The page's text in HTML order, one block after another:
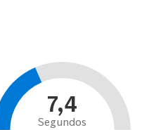
7,4
Segundos